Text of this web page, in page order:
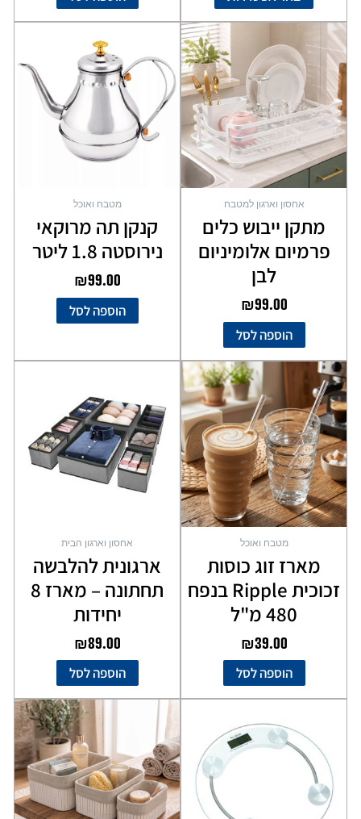
אחסון וארגון למטבח
מתקן ייבוש כלים
פרמיום אלומיניום
לבן
₪99.00
הוספה לסל
מטבח ואוכל
קנקן תה מרוקאי
נירוסטה 1.8 ליטר
₪99.00
הוספה לסל
מטבח ואוכל
מארז זוג כוסות
זכוכית Ripple בנפח
480 מ"ל
₪39.00
הוספה לסל
אחסון וארגון הבית
ארגונית להלבשה
תחתונה – מארז 8
יחידות
₪89.00
הוספה לסל